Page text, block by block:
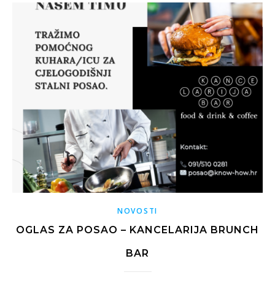
NOVOSTI
OGLAS ZA POSAO – KANCELARIJA BRUNCH
BAR